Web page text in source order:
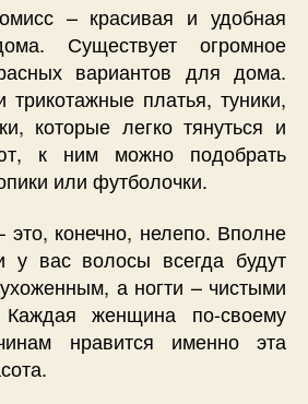
– красивая и удобная
Существует огромное
вариантов для дома.
платья, туники,
которые легко тянуться и
к ним можно подобрать
или футболочки.
это, конечно, нелепо. Вполне
у вас волосы всегда будут
а ногти – чистыми
женщина по-своему
нравится именно эта